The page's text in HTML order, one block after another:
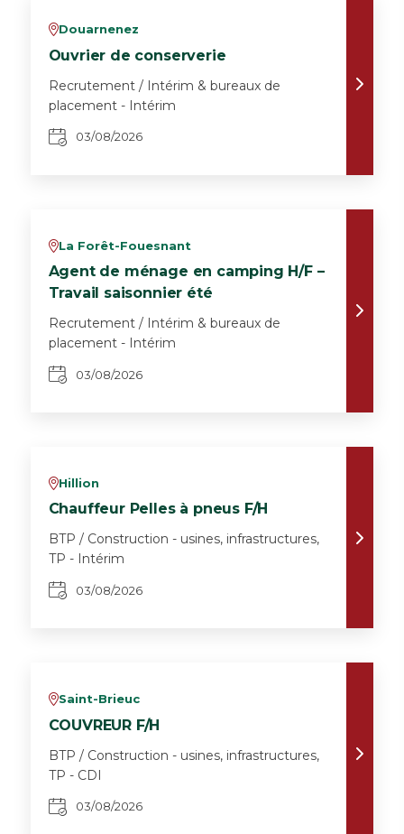
vDouarnenez
Ouvrier de conserverie
Recrutement / Intérim & bureaux de
placement - Intérim
03/08/2026
vLa Forêt-Fouesnant
Agent de ménage en camping H/F –
Travail saisonnier été
Recrutement / Intérim & bureaux de
placement - Intérim
03/08/2026
vHillion
Chauffeur Pelles à pneus F/H
BTP / Construction - usines, infrastructures,
TP - Intérim
03/08/2026
vSaint-Brieuc
COUVREUR F/H
BTP / Construction - usines, infrastructures,
TP - CDI
03/08/2026